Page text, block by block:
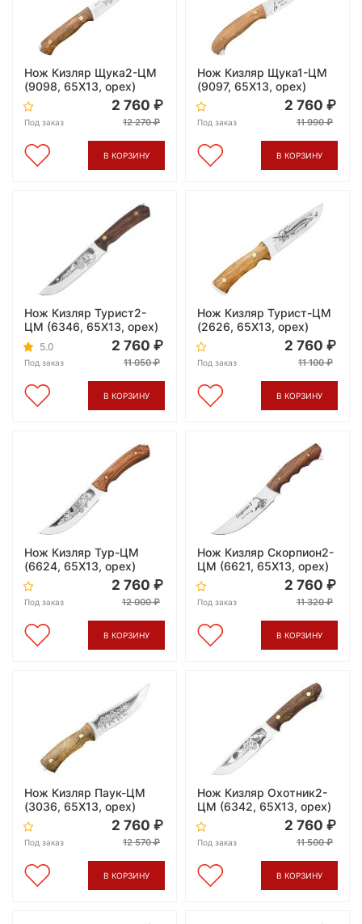
Нож Кизляр Щука2-ЦМ
(9098, 65X13, орех)
Под заказ
2 760
12 270
В КОРЗИНУ
Нож Кизляр Щука1-ЦМ
(9097, 65X13, орех)
Под заказ
2 760
11 990
В КОРЗИНУ
Нож Кизляр Турист2-
ЦМ (6346, 65X13, орех)
5.0
Под заказ
2 760
11 050
В КОРЗИНУ
Нож Кизляр Турист-ЦМ
(2626, 65X13, орех)
Под заказ
2 760
11 100
В КОРЗИНУ
Нож Кизляр Тур-ЦМ
(6624, 65X13, орех)
Под заказ
2 760
12 000
В КОРЗИНУ
Нож Кизляр Скорпион2-
ЦМ (6621, 65X13, орех)
Под заказ
2 760
11 320
В КОРЗИНУ
Нож Кизляр Паук-ЦМ
(3036, 65X13, орех)
Под заказ
2 760
12 570
В КОРЗИНУ
Нож Кизляр Охотник2-
ЦМ (6342, 65X13, орех)
Под заказ
2 760
11 500
В КОРЗИНУ